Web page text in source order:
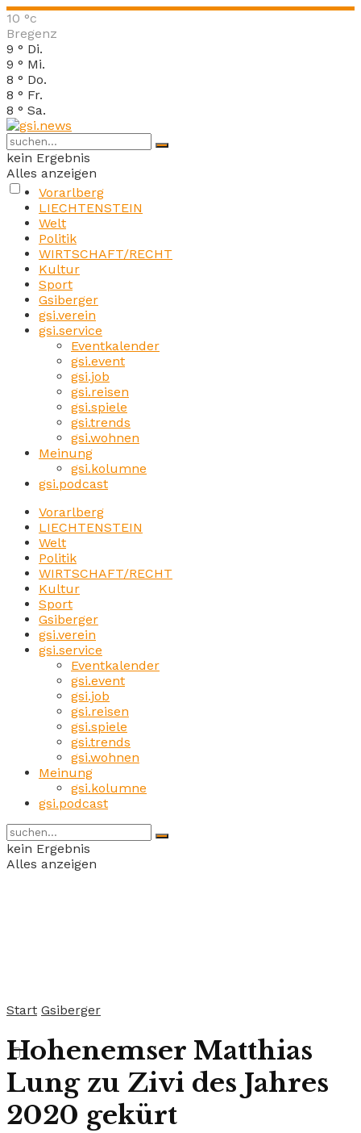
10 °c
Bregenz
9 ° Di.
9 ° Mi.
8 ° Do.
8 ° Fr.
8 ° Sa.
kein Ergebnis
Alles anzeigen
Vorarlberg
LIECHTENSTEIN
Welt
Politik
WIRTSCHAFT/RECHT
Kultur
Sport
Gsiberger
gsi.verein
gsi.service
Eventkalender
gsi.event
gsi.job
gsi.reisen
gsi.spiele
gsi.trends
gsi.wohnen
Meinung
gsi.kolumne
gsi.podcast
Vorarlberg
LIECHTENSTEIN
Welt
Politik
WIRTSCHAFT/RECHT
Kultur
Sport
Gsiberger
gsi.verein
gsi.service
Eventkalender
gsi.event
gsi.job
gsi.reisen
gsi.spiele
gsi.trends
gsi.wohnen
Meinung
gsi.kolumne
gsi.podcast
kein Ergebnis
Alles anzeigen
Start Gsiberger
Hohenemser Matthias
Lung zu Zivi des Jahres
2020 gekürt